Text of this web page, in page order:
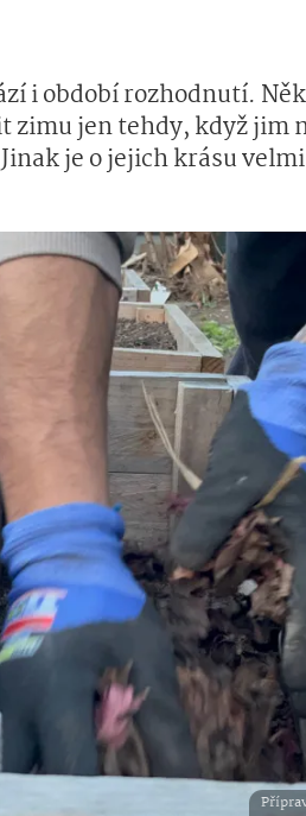
i období rozhodnutí.
jen tehdy, když jim
je o jejich krásu